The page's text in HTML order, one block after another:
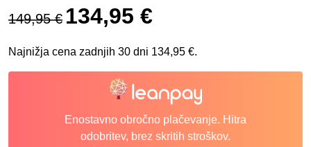
149,95€
Izvirna cena je bila: 149,95 €.
134,95 €
Najnižja cena zadnjih 30 dni 134,95 €.
Enostavno obročno plačevanje. Hitra
odobritev, brez skritih stroškov.